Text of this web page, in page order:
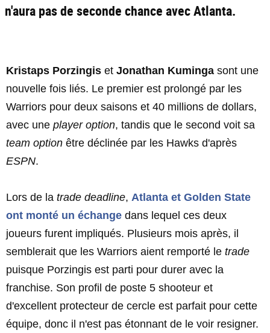
n'aura pas de seconde chance avec Atlanta.
Kristaps Porzingis et Jonathan Kuminga sont une
nouvelle fois liés. Le premier est prolongé par les
Warriors pour deux saisons et 40 millions de dollars,
avec une player option, tandis que le second voit sa
team option être déclinée par les Hawks d'après
ESPN.
Lors de la trade deadline, Atlanta et Golden State
ont monté un échange dans lequel ces deux
joueurs furent impliqués. Plusieurs mois après, il
semblerait que les Warriors aient remporté le trade
puisque Porzingis est parti pour durer avec la
franchise. Son profil de poste 5 shooteur et
d'excellent protecteur de cercle est parfait pour cette
équipe, donc il n'est pas étonnant de le voir resigner.